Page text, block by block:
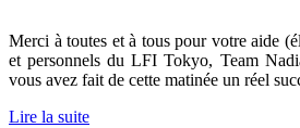
Merci à toutes et à tous pour votre aide
et personnels du LFI Tokyo, Team
vous avez fait de cette matinée un réel
Lire la suite